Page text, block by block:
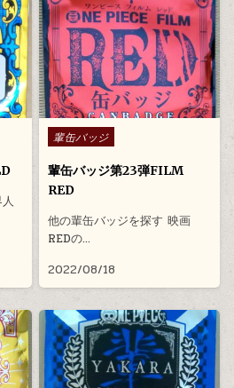
Posted in
輩缶バッジ
輩缶バッジ第23弾FILM
RED
他の輩缶バッジを探す 映画
REDの…
2022/08/18